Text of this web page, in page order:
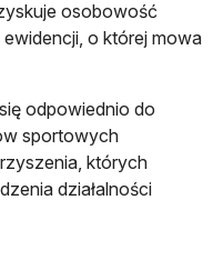
osobowość
o której mowa
odpowiednio do
sportowych
których
działalności